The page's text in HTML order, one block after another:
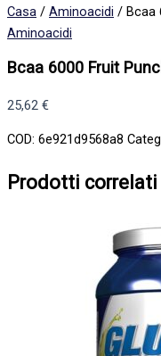
Casa / Aminoacidi / Bcaa
Aminoacidi
Bcaa 6000 Fruit
25,62 €
COD: 6e921d9568a8
Prodotti correlati